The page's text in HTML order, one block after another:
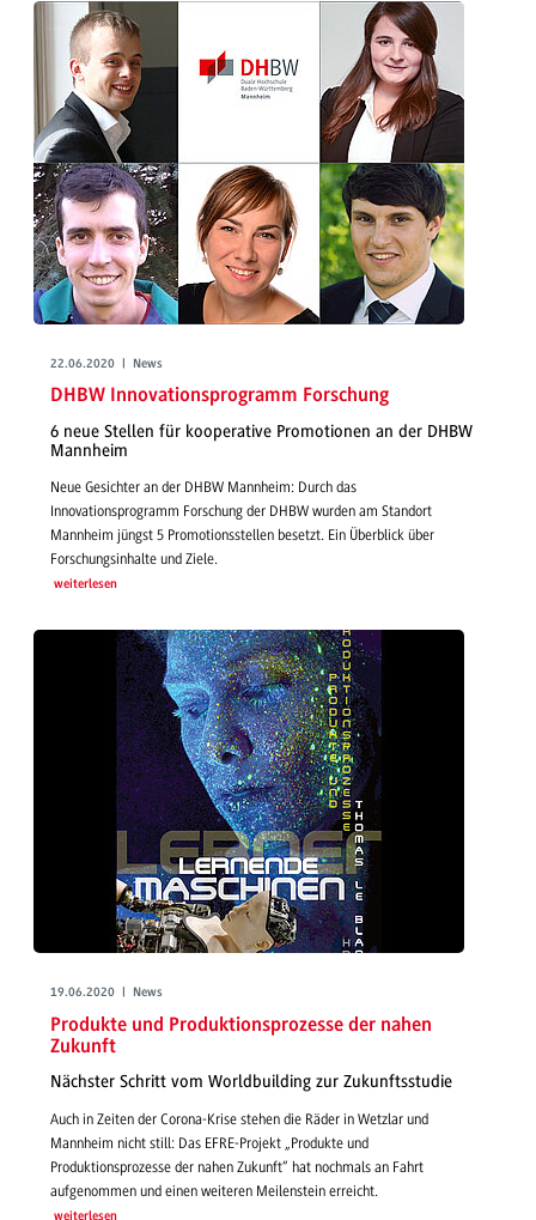
22.06.2020 | News
DHBW Innovationsprogramm Forschung
6 neue Stellen für kooperative Promotionen an der DHBW
Mannheim
Neue Gesichter an der DHBW Mannheim: Durch das
Innovationsprogramm Forschung der DHBW wurden am Standort
Mannheim jüngst 5 Promotionsstellen besetzt. Ein Überblick über
Forschungsinhalte und Ziele.
weiterlesen
19.06.2020 | News
Produkte und Produktionsprozesse der nahen
Zukunft
Nächster Schritt vom Worldbuilding zur Zukunftsstudie
Auch in Zeiten der Corona-Krise stehen die Räder in Wetzlar und
Mannheim nicht still: Das EFRE-Projekt „Produkte und
Produktionsprozesse der nahen Zukunft“ hat nochmals an Fahrt
aufgenommen und einen weiteren Meilenstein erreicht.
weiterlesen